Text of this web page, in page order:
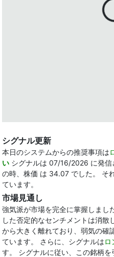
シグナル更新
本日のシステムからの推奨事項は
い シグナルは 07/16/2026 に発信
の時、株価 は 34.07 でした。 それ
ています。
市場見通し
強気派が市場を完全に掌握しまし
した否定的なセンチメントは消
から大きく離れており、弱気の確
ています。 さらに、シグナルはロ
す。 シグナルに従い、この銘柄を